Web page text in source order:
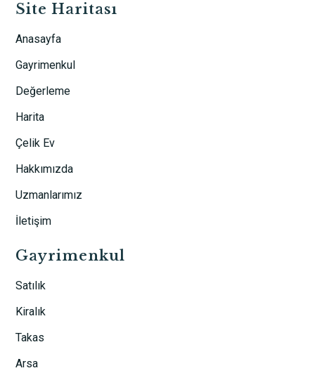
Site Haritası
Anasayfa
Gayrimenkul
Değerleme
Harita
Çelik Ev
Hakkımızda
Uzmanlarımız
İletişim
Gayrimenkul
Satılık
Kiralık
Takas
Arsa